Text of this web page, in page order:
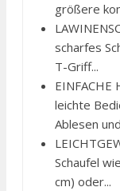
größere
scharfes
T-Griff...
leichte
Ablesen
Schaufel
cm) oder...